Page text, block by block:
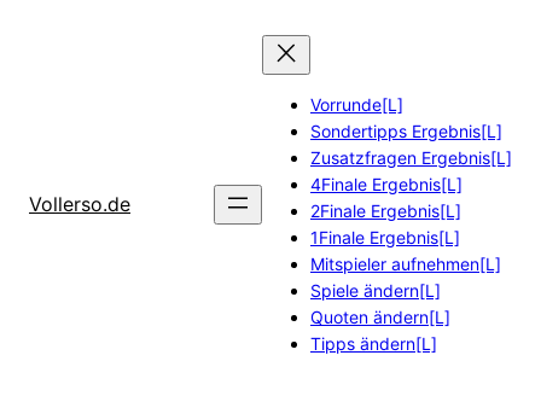
Vollerso.de
Vorrunde[L]
Sondertipps Ergebnis[L]
Zusatzfragen Ergebnis[L]
4Finale Ergebnis[L]
2Finale Ergebnis[L]
1Finale Ergebnis[L]
Mitspieler aufnehmen[L]
Spiele ändern[L]
Quoten ändern[L]
Tipps ändern[L]